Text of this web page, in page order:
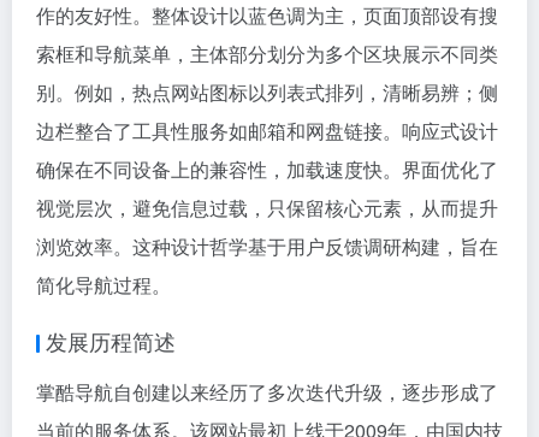
作的友好性。整体设计以蓝色调为主，页面顶部设有搜
索框和导航菜单，主体部分划分为多个区块展示不同类
别。例如，热点网站图标以列表式排列，清晰易辨；侧
边栏整合了工具性服务如邮箱和网盘链接。响应式设计
确保在不同设备上的兼容性，加载速度快。界面优化了
视觉层次，避免信息过载，只保留核心元素，从而提升
浏览效率。这种设计哲学基于用户反馈调研构建，旨在
简化导航过程。
发展历程简述
掌酷导航自创建以来经历了多次迭代升级，逐步形成了
当前的服务体系。该网站最初上线于2009年，由国内技